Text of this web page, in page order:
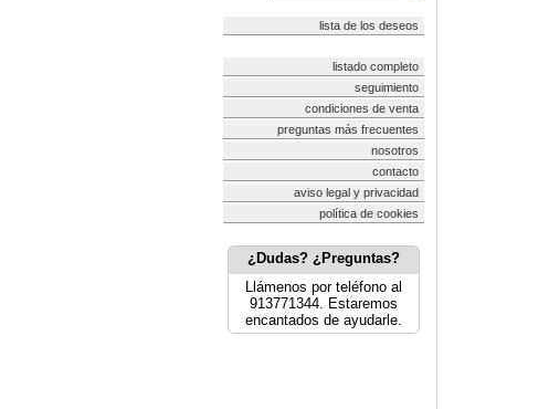
lista de los deseos
listado completo
seguimiento
condiciones de venta
preguntas más frecuentes
nosotros
contacto
aviso legal y privacidad
política de cookies
¿Dudas? ¿Preguntas?
Llámenos por teléfono al
913771344. Estaremos
encantados de ayudarle.